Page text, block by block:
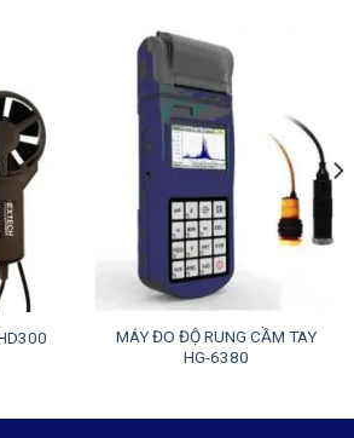
MÁY ĐO ĐỘ RUNG CẦM TAY
HG-6380